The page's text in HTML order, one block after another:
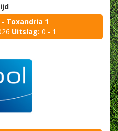
Toxandria 1
Uitslag: 0 - 1